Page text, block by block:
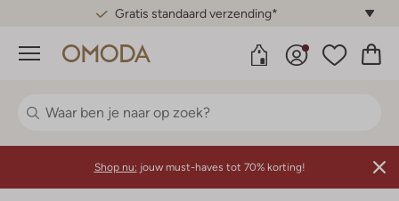
Gratis standaard verzending*
Menu
Shop nu: jouw must-haves tot 70% korting!